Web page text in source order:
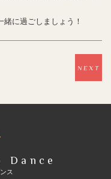
緒に過ごしましょう！
NEXT
Dance
ス